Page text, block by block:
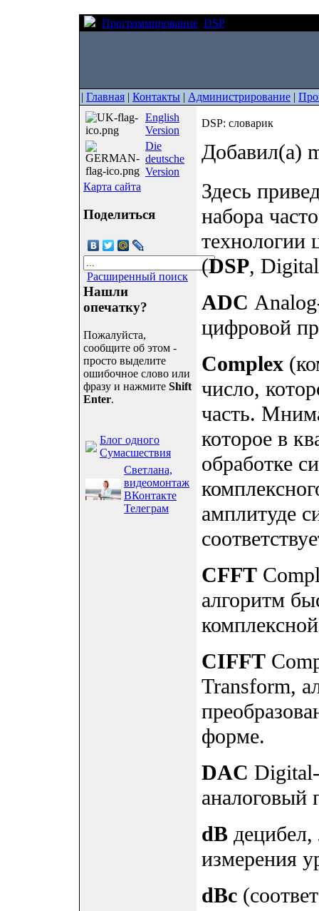
Программирование DSP
| Главная | Контакты | Администрирование |
English
Version
Die
deutsche
Version
Карта сайта
Поделиться
Расширенный поиск
Нашли
опечатку?
Пожалуйста,
сообщите об этом -
просто выделите
ошибочное слово или
фразу и нажмите Shift
Enter.
Блог одного
Сумасшествия
Светлана,
видеомонтаж
ВКонтакте
Телеграм
DSP: словарик
Добавил(а)
Здесь
набора
технологии
(DSP,
ADC
цифровой
Complex
число,
часть.
которое в
обработке
амплитуде
CFFT
алгоритм
CIFFT
Transform,
форме.
DAC
аналоговый
dB
измерения
dBc